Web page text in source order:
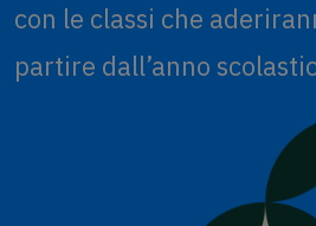
con le classi che
partire dall’anno